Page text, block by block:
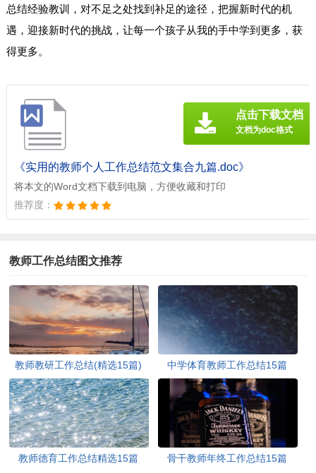
总结经验教训，对不足之处找到补足的途径，把握新时代的机
遇，迎接新时代的挑战，让每一个孩子从我的手中学到更多，获
得更多。
《实用的教师个人工作总结范文集合九篇.doc》
将本文的Word文档下载到电脑，方便收藏和打印
推荐度：
点击下载文档
文档为doc格式
教师工作总结图文推荐
教师教研工作总结(精选15篇) 中学体育教师工作总结15篇
教师德育工作总结精选15篇 骨干教师年终工作总结15篇